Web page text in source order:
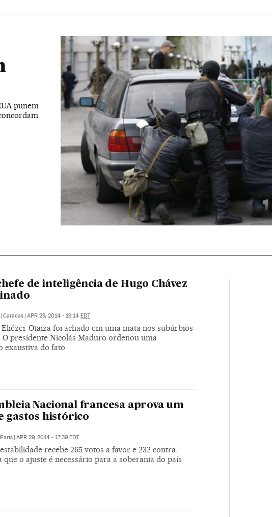
punem
de inteligência de Hugo Chávez
| Caracas | APR 29, 2014 - 19:14 EDT
Otaiza foi achado em uma mata nos subúrbios
O presidente Nicolás Maduro ordenou uma
exaustiva do fato
Nacional francesa aprova um
gastos histórico
Paris | APR 29, 2014 - 17:39 EDT
recebe 265 votos a favor e 232 contra.
que o ajuste é necessário para a soberania do país